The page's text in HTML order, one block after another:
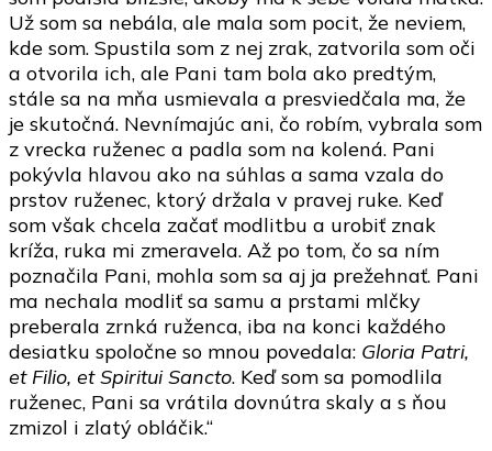
Už som sa nebála, ale mala som pocit, že neviem,
kde som. Spustila som z nej zrak, zatvorila som oči
a otvorila ich, ale Pani tam bola ako predtým,
stále sa na mňa usmievala a presviedčala ma, že
je skutočná. Nevnímajúc ani, čo robím, vybrala som
z vrecka ruženec a padla som na kolená. Pani
pokývla hlavou ako na súhlas a sama vzala do
prstov ruženec, ktorý držala v pravej ruke. Keď
som však chcela začať modlitbu a urobiť znak
kríža, ruka mi zmeravela. Až po tom, čo sa ním
poznačila Pani, mohla som sa aj ja prežehnať. Pani
ma nechala modliť sa samu a prstami mlčky
preberala zrnká ruženca, iba na konci každého
desiatku spoločne so mnou povedala: Gloria Patri,
et Filio, et Spiritui Sancto. Keď som sa pomodlila
ruženec, Pani sa vrátila dovnútra skaly a s ňou
zmizol i zlatý obláčik.“